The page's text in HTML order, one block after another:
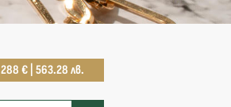
288 € | 563.28 лв.